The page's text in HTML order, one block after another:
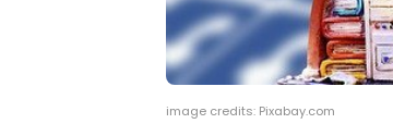
image credits: Pixabay.com